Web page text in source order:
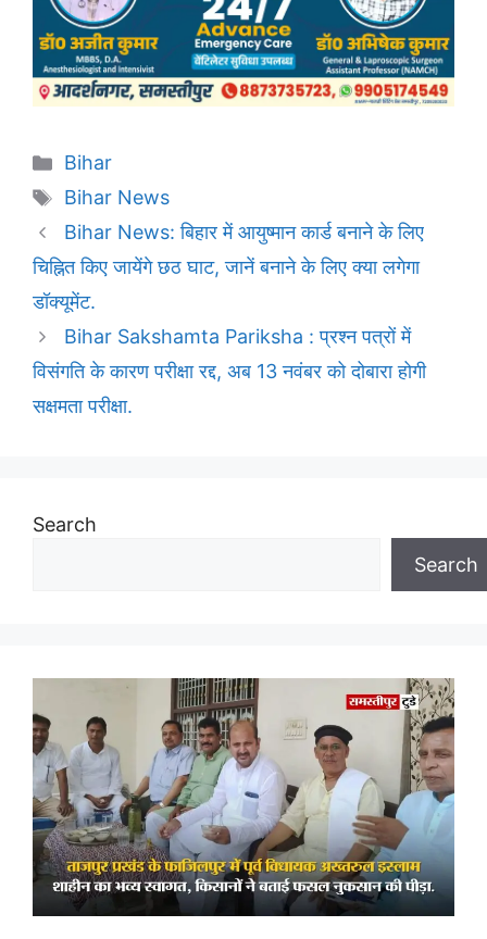
Categories
Bihar
Tags
Bihar News
Bihar News: बिहार में आयुष्मान कार्ड बनाने के लिए
चिह्नित किए जायेंगे छठ घाट, जानें बनाने के लिए क्या लगेगा
डॉक्यूमेंट.
Bihar Sakshamta Pariksha : प्रश्न पत्रों में
विसंगति के कारण परीक्षा रद्द, अब 13 नवंबर को दोबारा होगी
सक्षमता परीक्षा.
Search
Search